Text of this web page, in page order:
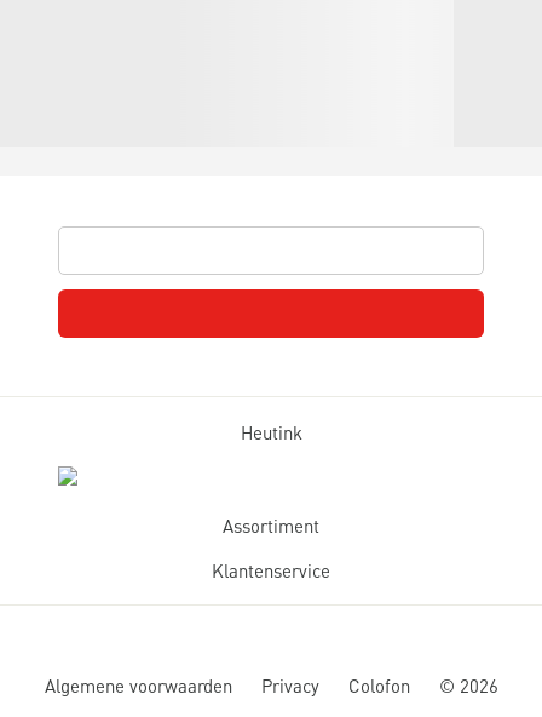
Heutink
Assortiment
Klantenservice
Algemene voorwaarden Privacy Colofon © 2026